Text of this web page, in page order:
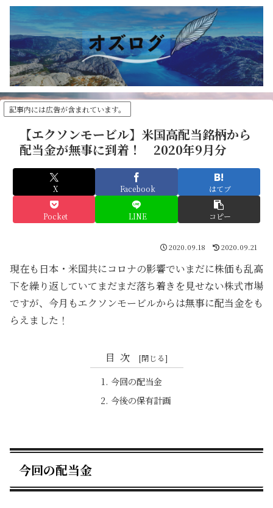
記事内には広告が含まれています。
【エクソンモービル】米国高配当銘柄から
配当金が無事に到着！ 2020年9月分
X Facebook はてブ
Pocket LINE コピー
2020.09.18 2020.09.21
現在も日本・米国共にコロナの影響でいまだに株価も乱高
下を繰り返していてまだまだ落ち着きを見せない株式市場
ですが、今月もエクソンモービルからは無事に配当金をも
らえました！
目次
今回の配当金
今後の保有計画
今回の配当金